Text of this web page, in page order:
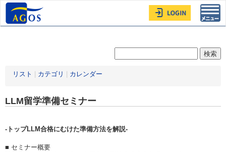
リスト カテゴリ カレンダー
LLM留学準備セミナー
-トップLLM合格にむけた準備方法を解説-
■ セミナー概要